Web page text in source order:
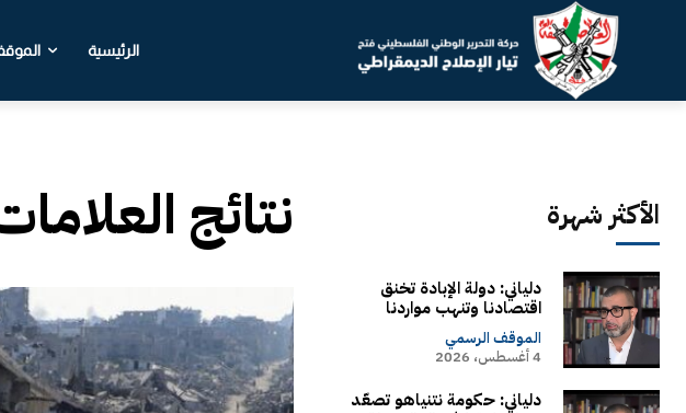
الرئيسية
نتائج الأكثر شهرة
دلياني: دولة الإبادة تخنق
اقتصادنا وتنهب مواردنا
الموقف الرسمي
4 أغسطس، 2026
دلياني: حكومة نتنياهو تصعّد